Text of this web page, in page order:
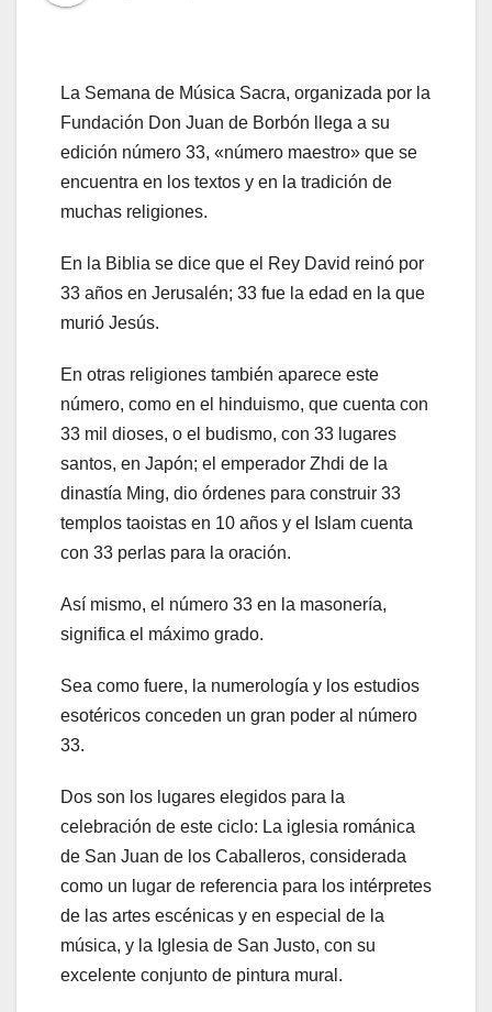
La Semana de Música Sacra, organizada por la
Fundación Don Juan de Borbón llega a su
edición número 33, «número maestro» que se
encuentra en los textos y en la tradición de
muchas religiones.
En la Biblia se dice que el Rey David reinó por
33 años en Jerusalén; 33 fue la edad en la que
murió Jesús.
En otras religiones también aparece este
número, como en el hinduismo, que cuenta con
33 mil dioses, o el budismo, con 33 lugares
santos, en Japón; el emperador Zhdi de la
dinastía Ming, dio órdenes para construir 33
templos taoistas en 10 años y el Islam cuenta
con 33 perlas para la oración.
Así mismo, el número 33 en la masonería,
significa el máximo grado.
Sea como fuere, la numerología y los estudios
esotéricos conceden un gran poder al número
33.
Dos son los lugares elegidos para la
celebración de este ciclo: La iglesia románica
de San Juan de los Caballeros, considerada
como un lugar de referencia para los intérpretes
de las artes escénicas y en especial de la
música, y la Iglesia de San Justo, con su
excelente conjunto de pintura mural.